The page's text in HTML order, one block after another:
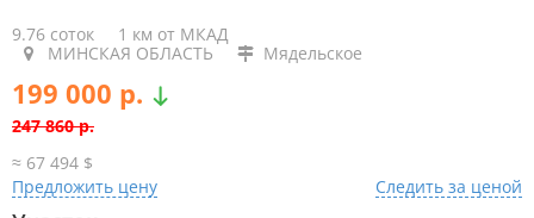
9.76 соток
1 км от МКАД
МИНСКАЯ ОБЛАСТЬ
Мядельское
199 000 р.
247 860 р.
≈ 67 494 $
Предложить цену
Следить за ценой